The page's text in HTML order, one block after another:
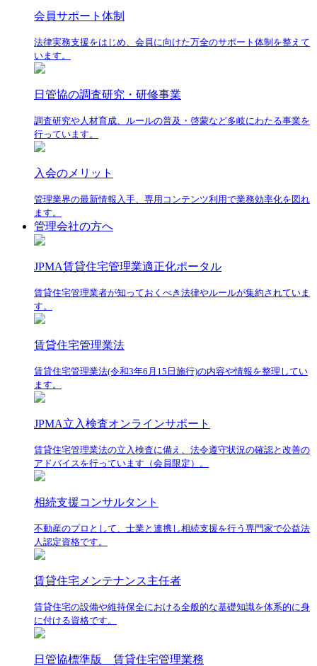
会員サポート体制
法律実務支援をはじめ、会員に向けた万全のサポート体制を整えて
います。
日管協の調査研究・研修事業
調査研究や人材育成、ルールの普及・啓蒙など多岐にわたる事業を
行っています。
入会のメリット
管理業界の最新情報入手、専用コンテンツ利用で業務効率化を図れ
ます。
管理会社の方へ
JPMA賃貸住宅管理業適正化ポータル
賃貸住宅管理業者が知っておくべき法律やルールが集約されていま
す。
賃貸住宅管理業法
賃貸住宅管理業法(令和3年6月15日施行)の内容や情報を整理してい
ます。
JPMA立入検査オンラインサポート
賃貸住宅管理業法の立入検査に備え、法令遵守状況の確認と改善の
アドバイスを行っています（会員限定）。
相続支援コンサルタント
不動産のプロとして、士業と連携し相続支援を行う専門家で公益法
人認定資格です。
賃貸住宅メンテナンス主任者
賃貸住宅の設備や維持保全における全般的な基礎知識を体系的に身
に付ける資格です。
日管協標準版 賃貸住宅管理業務